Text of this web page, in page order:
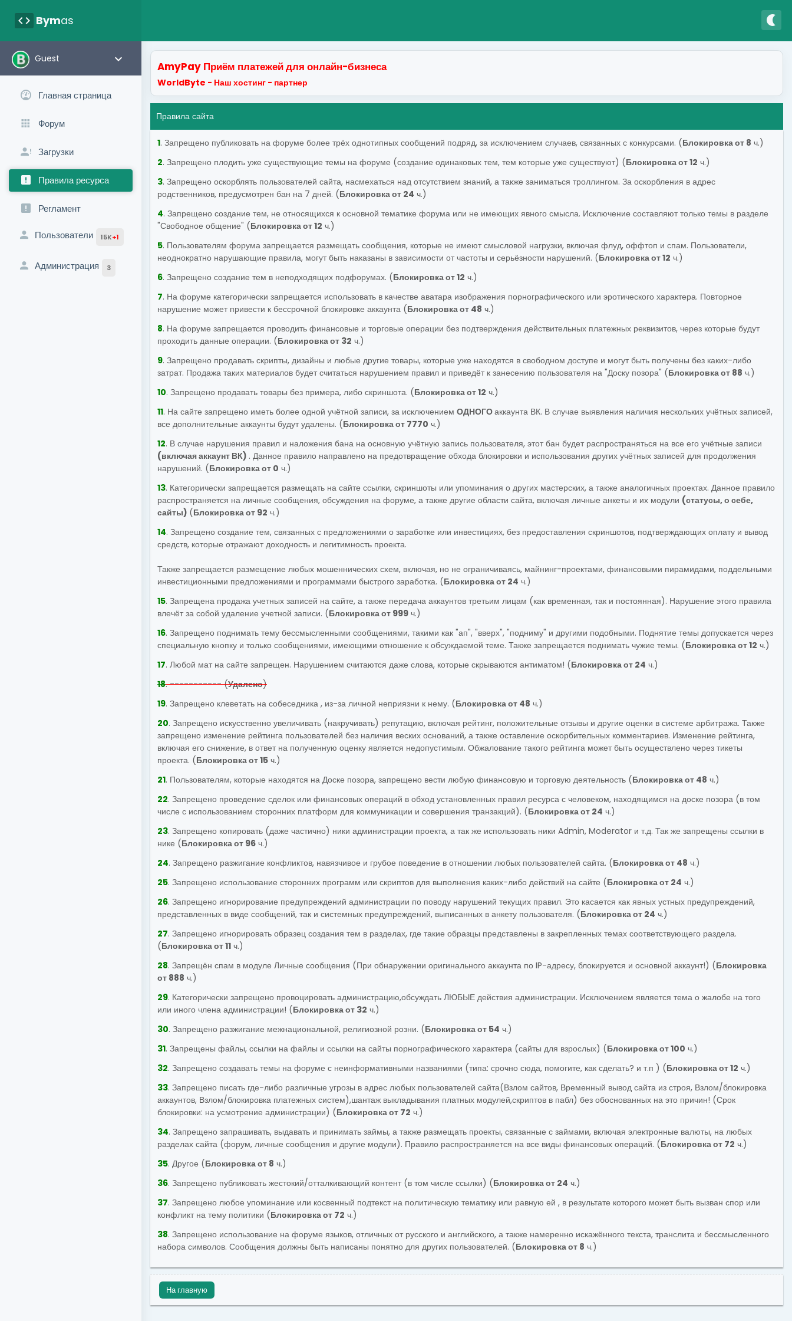
code Bymas nightlight
keyboard_arrow_down
Guest
Главная страница
Форум
Загрузки
Правила ресурса
Регламент
Пользователи 15K+1
Администрация 3
AmyPay Приём платежей для онлайн-бизнеса
WorldByte - Наш хостинг - партнер
Правила сайта
1. Запрещено публиковать на форуме более трёх однотипных сообщений подряд, за исключением случаев, связанных с конкурсами. (Блокировка от 8 ч.)
2. Запрещено плодить уже существующие темы на форуме (создание одинаковых тем, тем которые уже существуют) (Блокировка от 12 ч.)
3. Запрещено оскорблять пользователей сайта, насмехаться над отсутствием знаний, а также заниматься троллингом. За оскорбления в адрес
родственников, предусмотрен бан на 7 дней. (Блокировка от 24 ч.)
4. Запрещено создание тем, не относящихся к основной тематике форума или не имеющих явного смысла. Исключение составляют только темы в разделе
"Свободное общение" (Блокировка от 12 ч.)
5. Пользователям форума запрещается размещать сообщения, которые не имеют смысловой нагрузки, включая флуд, оффтоп и спам. Пользователи,
неоднократно нарушающие правила, могут быть наказаны в зависимости от частоты и серьёзности нарушений. (Блокировка от 12 ч.)
6. Запрещено создание тем в неподходящих подфорумах. (Блокировка от 12 ч.)
7. На форуме категорически запрещается использовать в качестве аватара изображения порнографического или эротического характера. Повторное
нарушение может привести к бессрочной блокировке аккаунта (Блокировка от 48 ч.)
8. На форуме запрещается проводить финансовые и торговые операции без подтверждения действительных платежных реквизитов, через которые будут
проходить данные операции. (Блокировка от 32 ч.)
9. Запрещено продавать скрипты, дизайны и любые другие товары, которые уже находятся в свободном доступе и могут быть получены без каких-либо
затрат. Продажа таких материалов будет считаться нарушением правил и приведёт к занесению пользователя на "Доску позора" (Блокировка от 88 ч.)
10. Запрещено продавать товары без примера, либо скриншота. (Блокировка от 12 ч.)
11. На сайте запрещено иметь более одной учётной записи, за исключением ОДНОГОаккаунта ВК. В случае выявления наличия нескольких учётных записей,
все дополнительные аккаунты будут удалены. (Блокировка от 7770 ч.)
12. В случае нарушения правил и наложения бана на основную учётную запись пользователя, этот бан будет распространяться на все его учётные записи
(включая аккаунт ВК) . Данное правило направлено на предотвращение обхода блокировки и использования других учётных записей для продолжения
нарушений. (Блокировка от 0 ч.)
13. Категорически запрещается размещать на сайте ссылки, скриншоты или упоминания о других мастерских, а также аналогичных проектах. Данное правило
распространяется на личные сообщения, обсуждения на форуме, а также другие области сайта, включая личные анкеты и их модули (статусы, о себе,
сайты) (Блокировка от 92 ч.)
14. Запрещено создание тем, связанных с предложениями о заработке или инвестициях, без предоставления скриншотов, подтверждающих оплату и вывод
средств, которые отражают доходность и легитимность проекта.
Также запрещается размещение любых мошеннических схем, включая, но не ограничиваясь, майнинг-проектами, финансовыми пирамидами, поддельными
инвестиционными предложениями и программами быстрого заработка. (Блокировка от 24 ч.)
15. Запрещена продажа учетных записей на сайте, а также передача аккаунтов третьим лицам (как временная, так и постоянная). Нарушение этого правила
влечёт за собой удаление учетной записи. (Блокировка от 999 ч.)
16. Запрещено поднимать тему бессмысленными сообщениями, такими как "ап", "вверх", "подниму" и другими подобными. Поднятие темы допускается через
специальную кнопку и только сообщениями, имеющими отношение к обсуждаемой теме. Также запрещается поднимать чужие темы. (Блокировка от 12 ч.)
17. Любой мат на сайте запрещен. Нарушением считаются даже слова, которые скрываются антиматом! (Блокировка от 24 ч.)
18. ----------- (Удалено)
19. Запрещено клеветать на собеседника , из-за личной неприязни к нему. (Блокировка от 48 ч.)
20. Запрещено искусственно увеличивать (накручивать) репутацию, включая рейтинг, положительные отзывы и другие оценки в системе арбитража. Также
запрещено изменение рейтинга пользователей без наличия веских оснований, а также оставление оскорбительных комментариев. Изменение рейтинга,
включая его снижение, в ответ на полученную оценку является недопустимым. Обжалование такого рейтинга может быть осуществлено через тикеты
проекта. (Блокировка от 15 ч.)
21. Пользователям, которые находятся на Доске позора, запрещено вести любую финансовую и торговую деятельность (Блокировка от 48 ч.)
22. Запрещено проведение сделок или финансовых операций в обход установленных правил ресурса с человеком, находящимся на доске позора (в том
числе с использованием сторонних платформ для коммуникации и совершения транзакций). (Блокировка от 24 ч.)
23. Запрещено копировать (даже частично) ники администрации проекта, а так же использовать ники Admin, Moderator и т.д. Так же запрещены ссылки в
нике (Блокировка от 96 ч.)
24. Запрещено разжигание конфликтов, навязчивое и грубое поведение в отношении любых пользователей сайта. (Блокировка от 48 ч.)
25. Запрещено использование сторонних программ или скриптов для выполнения каких-либо действий на сайте (Блокировка от 24 ч.)
26. Запрещено игнорирование предупреждений администрации по поводу нарушений текущих правил. Это касается как явных устных предупреждений,
представленных в виде сообщений, так и системных предупреждений, выписанных в анкету пользователя. (Блокировка от 24 ч.)
27. Запрещено игнорировать образец создания тем в разделах, где такие образцы представлены в закрепленных темах соответствующего раздела.
(Блокировка от 11 ч.)
28. Запрещён спам в модуле Личные сообщения (При обнаружении оригинального аккаунта по IP-адресу, блокируется и основной аккаунт!) (Блокировка
от 888 ч.)
29. Категорически запрещено провоцировать администрацию,обсуждать ЛЮБЫЕ действия администрации. Исключением является тема о жалобе на того
или иного члена администрации! (Блокировка от 32 ч.)
30. Запрещено разжигание межнациональной, религиозной розни. (Блокировка от 54 ч.)
31. Запрещены файлы, ссылки на файлы и ссылки на сайты порнографического характера (сайты для взрослых) (Блокировка от 100 ч.)
32. Запрещено создавать темы на форуме с неинформативными названиями (типа: срочно сюда, помогите, как сделать? и т.п ) (Блокировка от 12 ч.)
33. Запрещено писать где-либо различные угрозы в адрес любых пользователей сайта(Взлом сайтов, Временный вывод сайта из строя, Взлом/блокировка
аккаунтов, Взлом/блокировка платежных систем),шантаж выкладывания платных модулей,скриптов в пабл) без обоснованных на это причин! (Срок
блокировки: на усмотрение администрации) (Блокировка от 72 ч.)
34. Запрещено запрашивать, выдавать и принимать займы, а также размещать проекты, связанные с займами, включая электронные валюты, на любых
разделах сайта (форум, личные сообщения и другие модули). Правило распространяется на все виды финансовых операций. (Блокировка от 72 ч.)
35. Другое (Блокировка от 8 ч.)
36. Запрещено публиковать жестокий/отталкивающий контент (в том числе ссылки) (Блокировка от 24 ч.)
37. Запрещено любое упоминание или косвенный подтекст на политическую тематику или равную ей , в результате которого может быть вызван спор или
конфликт на тему политики (Блокировка от 72 ч.)
38. Запрещено использование на форуме языков, отличных от русского и английского, а также намеренно искажённого текста, транслита и бессмысленного
набора символов. Сообщения должны быть написаны понятно для других пользователей. (Блокировка от 8 ч.)
На главную